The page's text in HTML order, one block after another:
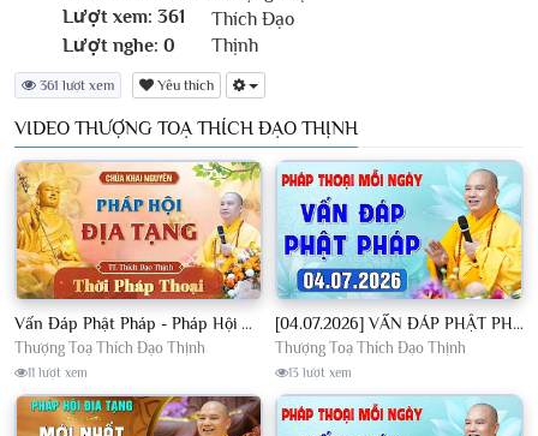
Lượt xem: 361
Lượt nghe: 0
361 lượt xem Yêu thích
VIDEO THƯỢNG TOẠ THÍCH ĐẠO THỊNH
Vấn Đáp Phật Pháp - Pháp Hội Địa Tạng Ngày 01/08/2026│TT. Thích Đạo Thịnh
Thượng Toạ Thích Đạo Thịnh
11 lượt xem
[04.07.2026] VẤN ĐÁP PHẬT PHÁP - Nghe Thầy giảng Pháp mỗi ngày CÔNG ĐỨC VÔ LƯỢNG│TT. Thích Đạo Thịnh
Thượng Toạ Thích Đạo Thịnh
13 lượt xem